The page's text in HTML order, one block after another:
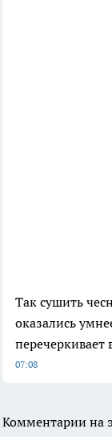
Так сушить
оказались
перечеркивает
07:08
Комментарии на